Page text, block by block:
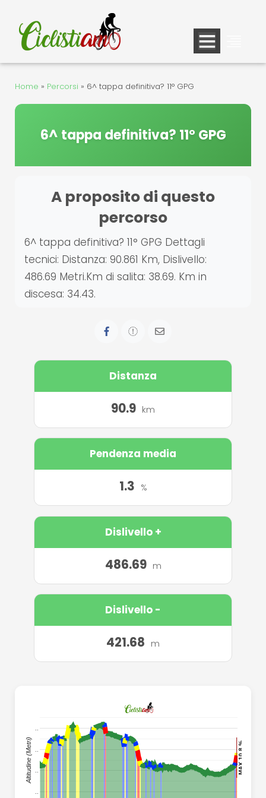
contenuto
Home » Percorsi » 6^ tappa definitiva? 11° GPG
6^ tappa definitiva? 11° GPG
A proposito di questo
percorso
6^ tappa definitiva? 11° GPG Dettagli
tecnici: Distanza: 90.861 Km, Dislivello:
486.69 Metri.Km di salita: 38.69. Km in
discesa: 34.43.
Distanza
90.9 km
Pendenza media
1.3 %
Dislivello +
486.69 m
Dislivello -
421.68 m
..
.. MAX 10.8 %
MAX 10.8 %
Altitudine (Metri)